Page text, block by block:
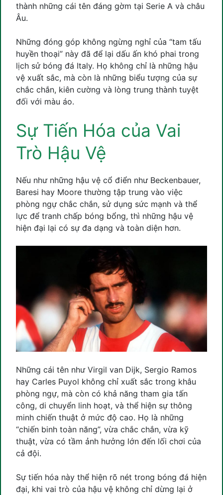
thành những cái tên đáng gờm tại Serie A và châu
Âu.
Những đóng góp không ngừng nghỉ của “tam tấu
huyền thoại” này đã để lại dấu ấn khó phai trong
lịch sử bóng đá Italy. Họ không chỉ là những hậu
vệ xuất sắc, mà còn là những biểu tượng của sự
chắc chắn, kiên cường và lòng trung thành tuyệt
đối với màu áo.
Sự Tiến Hóa của Vai
Trò Hậu Vệ
Nếu như những hậu vệ cổ điển như Beckenbauer,
Baresi hay Moore thường tập trung vào việc
phòng ngự chắc chắn, sử dụng sức mạnh và thể
lực để tranh chấp bóng bổng, thì những hậu vệ
hiện đại lại có sự đa dạng và toàn diện hơn.
Những cái tên như Virgil van Dijk, Sergio Ramos
hay Carles Puyol không chỉ xuất sắc trong khâu
phòng ngự, mà còn có khả năng tham gia tấn
công, di chuyển linh hoạt, và thể hiện sự thông
minh chiến thuật ở mức độ cao. Họ là những
“chiến binh toàn năng”, vừa chắc chắn, vừa kỹ
thuật, vừa có tầm ảnh hưởng lớn đến lối chơi của
cả đội.
Sự tiến hóa này thể hiện rõ nét trong bóng đá hiện
đại, khi vai trò của hậu vệ không chỉ dừng lại ở